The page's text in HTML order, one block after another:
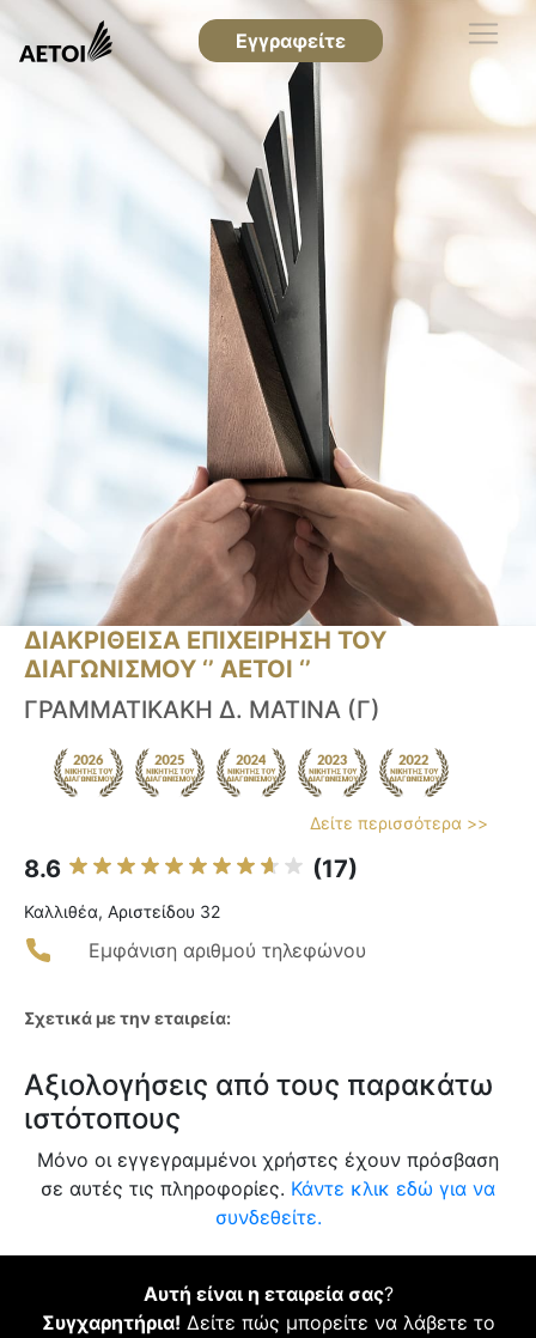
Εγγραφείτε
ΔΙΑΚΡΙΘΕΙΣΑ ΕΠΙΧΕΙΡΗΣΗ ΤΟΥ
ΔΙΑΓΩΝΙΣΜΟΥ ‘’ ΑΕΤΟΙ ‘’
ΓΡΑΜΜΑΤΙΚΑΚΗ Δ. ΜΑΤΙΝΑ (Γ)
Δείτε περισσότερα >>
8.6 (17)
Καλλιθέα, Αριστείδου 32
Εμφάνιση αριθμού τηλεφώνου
Σχετικά με την εταιρεία:
Αξιολογήσεις από τους παρακάτω
ιστότοπους
Μόνο οι εγγεγραμμένοι χρήστες έχουν πρόσβαση
σε αυτές τις πληροφορίες. Κάντε κλικ εδώ για να
συνδεθείτε.
Αυτή είναι η εταιρεία σας?
Συγχαρητήρια! Δείτε πώς μπορείτε να λάβετε το